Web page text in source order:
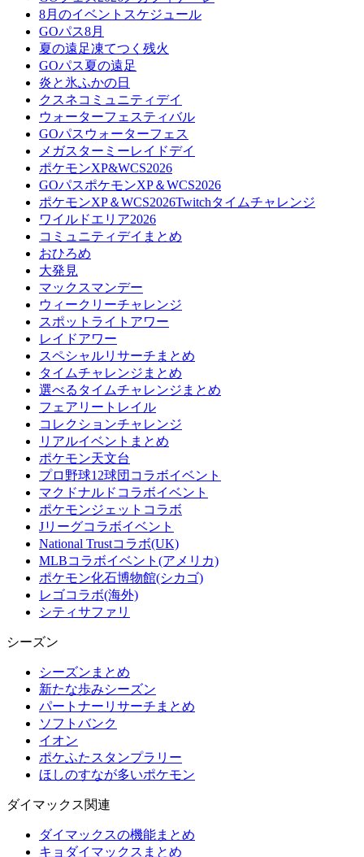
8月のイベントスケジュール
GOパス8月
夏の遠足凍てつく残火
GOパス夏の遠足
炎と氷ふかの日
クスネコミュニティデイ
ウォーターフェスティバル
GOパスウォーターフェス
メガスターミーレイドデイ
ポケモンXP&WCS2026
GOパスポケモンXP＆WCS2026
ポケモンXP＆WCS2026Twitchタイムチャレンジ
ワイルドエリア2026
コミュニティデイまとめ
おひろめ
大発見
マックスマンデー
ウィークリーチャレンジ
スポットライトアワー
レイドアワー
スペシャルリサーチまとめ
タイムチャレンジまとめ
選べるタイムチャレンジまとめ
フェアリートレイル
コレクションチャレンジ
リアルイベントまとめ
ポケモン天文台
プロ野球12球団コラボイベント
マクドナルドコラボイベント
ポケモンジェットコラボ
Jリーグコラボイベント
National Trustコラボ(UK)
MLBコラボイベント(アメリカ)
ポケモン化石博物館(シカゴ)
レゴコラボ(海外)
シティサファリ
シーズン
シーズンまとめ
新たな歩みシーズン
パートナーリサーチまとめ
ソフトバンク
イオン
ポケふたスタンプラリー
ほしのすなが多いポケモン
ダイマックス関連
ダイマックスの機能まとめ
キョダイマックスまとめ